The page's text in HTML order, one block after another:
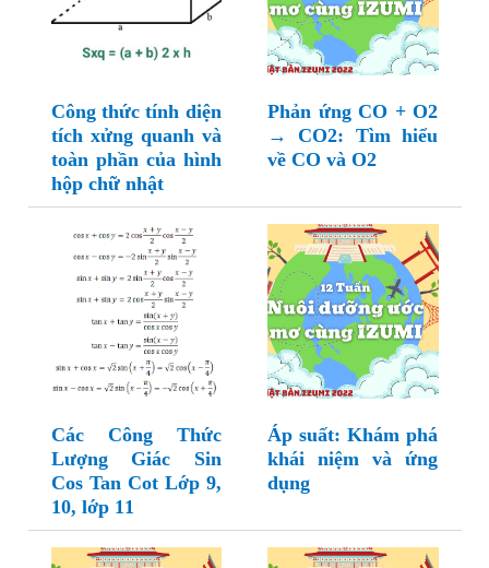
Công thức tính diện
tích xửng quanh và
toàn phần của hình
hộp chữ nhật
Phản ứng CO + O2
→ CO2: Tìm hiểu
về CO và O2
Các Công Thức
Lượng Giác Sin
Cos Tan Cot Lớp 9,
10, lớp 11
Áp suất: Khám phá
khái niệm và ứng
dụng